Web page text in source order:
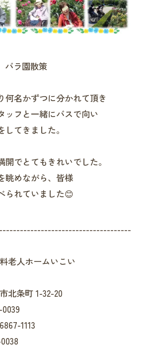
バラ園散策
何名かずつに分かれて頂き
ッフと一緒にバスで向い
てきました。
でとてもきれいでした。
眺めながら、皆様
られていました😊
老人ホームいこい
北条町 1-32-20
1113